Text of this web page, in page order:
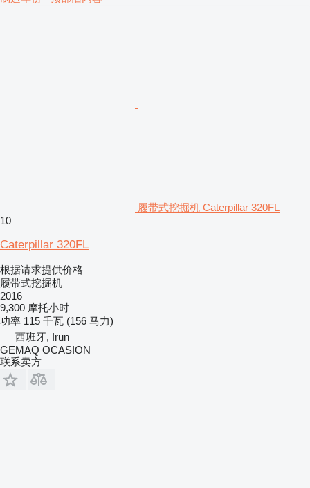
履带式挖掘机 Caterpillar 320FL
10
Caterpillar 320FL
根据请求提供价格
履带式挖掘机
2016
9,300 摩托小时
功率 115 千瓦 (156 马力)
西班牙, Irun
GEMAQ OCASION
联系卖方